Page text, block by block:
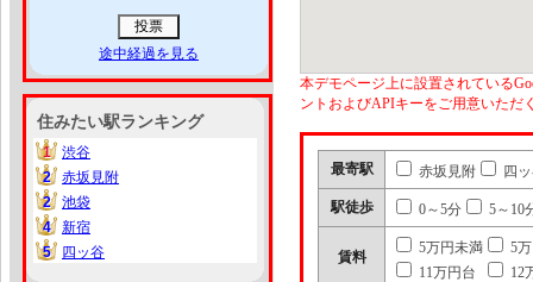
途中経過を見る
住みたい駅ランキング
1
1
渋谷
2
2
赤坂見附
2
2
池袋
4
4
新宿
5
5 四ッ谷
本デモページ上に設置されている
ントおよびAPIキーをご用意いただ
最寄駅 赤坂見附 四
駅徒歩 0～5分 5～10
賃料
5万円未満
5
11万円台
12